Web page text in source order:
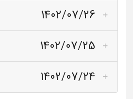
1402/07/26
1402/07/25
1402/07/24